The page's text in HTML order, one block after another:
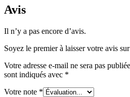
Avis
Il n’y a pas encore d’avis.
Soyez le premier à laisser votre avis
Votre adresse e-mail ne sera pas
sont indiqués avec *
Votre note *